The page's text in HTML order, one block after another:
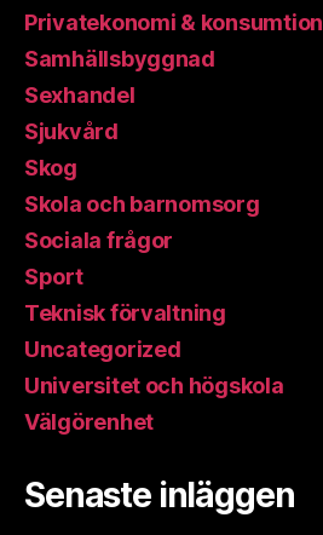
Privatekonomi & konsumtion
Samhällsbyggnad
Sexhandel
Sjukvård
Skog
Skola och barnomsorg
Sociala frågor
Sport
Teknisk förvaltning
Uncategorized
Universitet och högskola
Välgörenhet
Senaste inläggen